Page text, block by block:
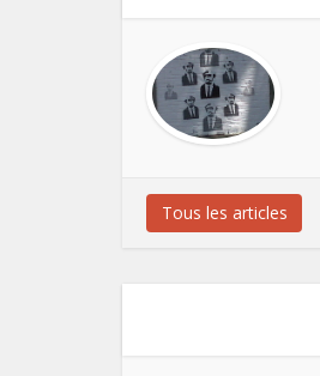
Tous les articles